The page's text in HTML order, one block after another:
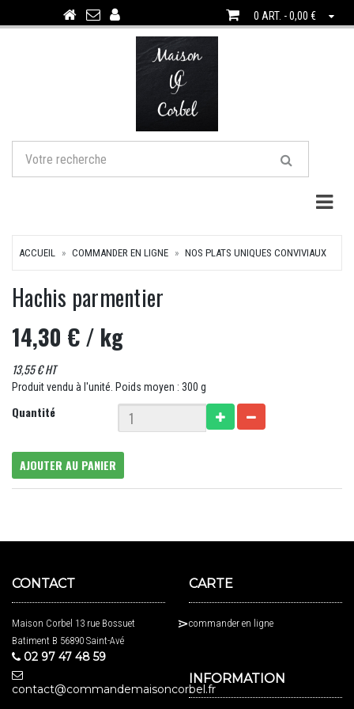
0 ART. - 0,00 €
ACCUEIL COMMANDER EN LIGNE NOS PLATS UNIQUES CONVIVIAUX
Hachis parmentier
14,30 €/ kg
13,55 € HT
Produit vendu à l'unité. Poids moyen : 300 g
Quantité
AJOUTER AU PANIER
CONTACT
Maison Corbel 13 rue Bossuet
Batiment B 56890 Saint-Avé
02 97 47 48 59
contact@commandemaisoncorbel.fr
CARTE
commander en ligne
INFORMATION